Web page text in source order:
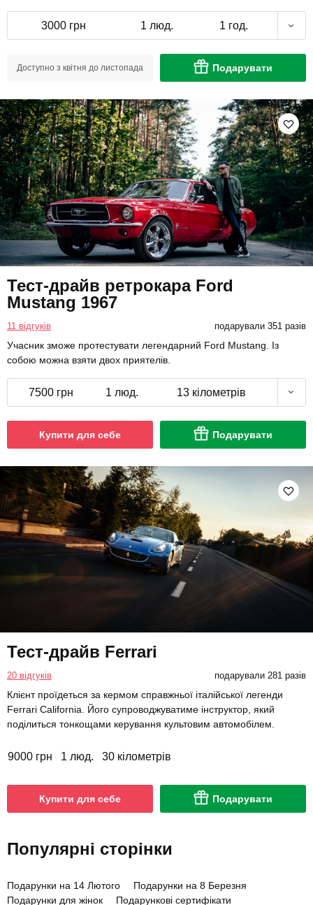
3000 грн 1 люд. 1 год.
Доступно з квітня до листопада Подарувати
Тест-драйв ретрокара Ford
Mustang 1967
11 відгуків подарували 351 разів
Учасник зможе протестувати легендарний Ford Mustang. Із
собою можна взяти двох приятелів.
7500 грн 1 люд. 13 кілометрів
Купити для себе Подарувати
Тест-драйв Ferrari
20 відгуків подарували 281 разів
Клієнт проїдеться за кермом справжньої італійської легенди
Ferrari California. Його супроводжуватиме інструктор, який
поділиться тонкощами керування культовим автомобілем.
9000 грн 1 люд. 30 кілометрів
Купити для себе Подарувати
Популярні сторінки
Подарунки на 14 Лютого
Подарунки на 8 Березня
Подарунки для жінок
Подарункові сертифікати